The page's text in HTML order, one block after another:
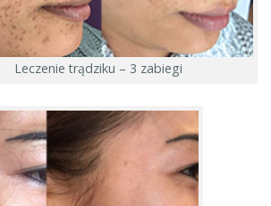
Leczenie trądziku – 3 zabiegi